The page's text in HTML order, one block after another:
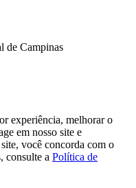
de Campinas
experiência, melhorar o
em nosso site e
você concorda com o
consulte a Política de